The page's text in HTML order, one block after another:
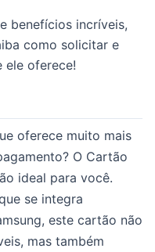
benefícios incríveis,
como solicitar e
ele oferece!
oferece muito mais
O Cartão
ideal para você.
se integra
este cartão não
mas também